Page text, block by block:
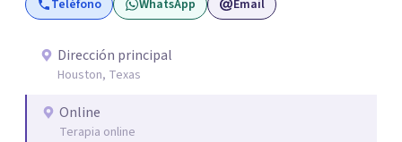
especialización en psicoanálisis y también investigo.
Teléfono WhatsApp Email
Dirección principal
Houston, Texas
Online
Terapia online